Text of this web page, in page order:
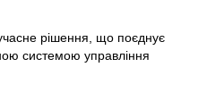
рішення, що поєднує
системою управління